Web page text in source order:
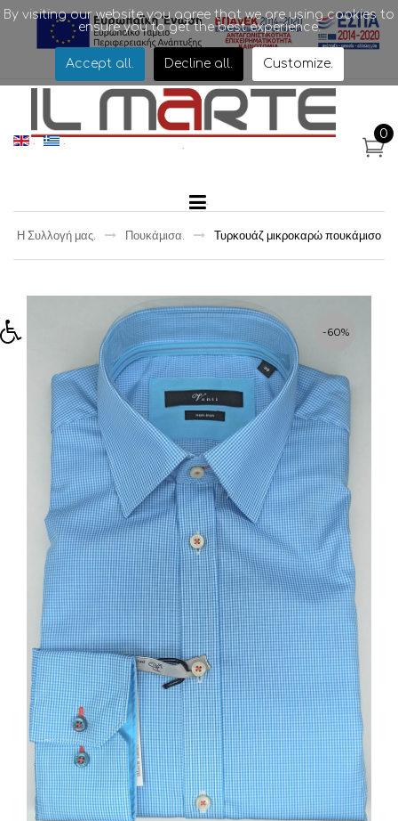
.
.
0
. .
.
Η Συλλογή μας. Πουκάμισα. Τυρκουάζ μικροκαρώ πουκάμισο
-60%
By visiting our website you agree that we are using cookies to
ensure you to get the best experience.
Accept all. Decline all. Customize.